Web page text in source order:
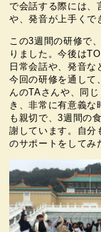
で会話する際には、
や、発音が上手くで
この3週間の研修で
りました。今後は
日常会話や、発音な
今回の研修を通して
んのTAさんや、同
き、非常に有意義な
も親切で、3週間の
謝しています。自分
のサポートをしてみ